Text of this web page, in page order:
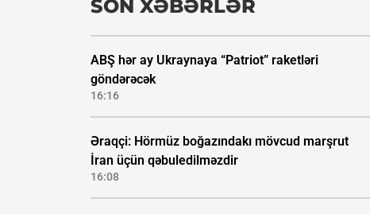
SON XƏBƏRLƏR
ABŞ hər ay Ukraynaya “Patriot” raketləri
göndərəcək
16:16
Əraqçi: Hörmüz boğazındakı mövcud marşrut
İran üçün qəbuledilməzdir
16:08